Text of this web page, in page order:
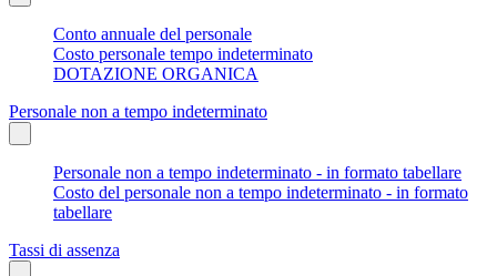
Conto annuale del personale
Costo personale tempo indeterminato
DOTAZIONE ORGANICA
Personale non a tempo indeterminato
Personale non a tempo indeterminato - in formato tabellare
Costo del personale non a tempo indeterminato - in formato
tabellare
Tassi di assenza